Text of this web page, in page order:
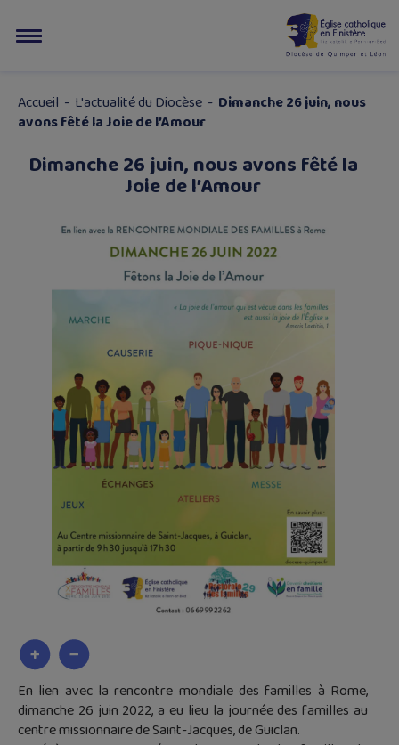
Accueil - L'actualité du Diocèse - Dimanche 26 juin, nous
avons fêté la Joie de l’Amour
Dimanche 26 juin, nous avons fêté la
Joie de l’Amour
En lien avec la rencontre mondiale des familles à Rome,
dimanche 26 juin 2022, a eu lieu la journée des familles au
centre missionnaire de Saint-Jacques, de Guiclan.